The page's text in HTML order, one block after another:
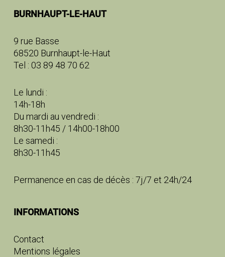
BURNHAUPT-LE-HAUT
9 rue Basse
68520 Burnhaupt-le-Haut
Tel : 03 89 48 70 62
Le lundi :
14h-18h
Du mardi au vendredi :
8h30-11h45 / 14h00-18h00
Le samedi :
8h30-11h45
Permanence en cas de décès : 7j/7 et 24h/24
INFORMATIONS
Contact
Mentions légales